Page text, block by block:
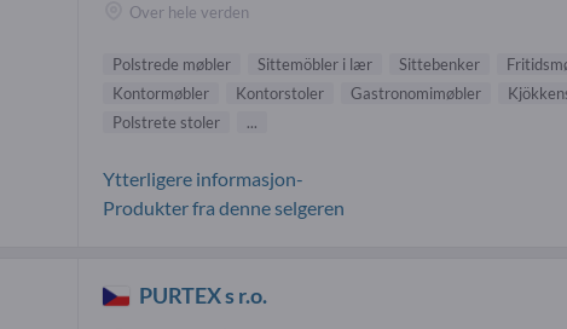
Over hele verden
Polstrede møbler Sittemöbler i lær Sittebenker
Kontormøbler
Kontorstoler Gastronomimøbler
Polstrete stoler
...
Ytterligere informasjon-
Produkter fra denne selgeren
PURTEX s r.o.